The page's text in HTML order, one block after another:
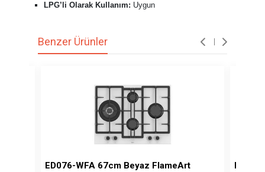
LPG’li Olarak Kullanım: Uygun
Benzer Ürünler
ED076-WFA 67cm Beyaz FlameArt